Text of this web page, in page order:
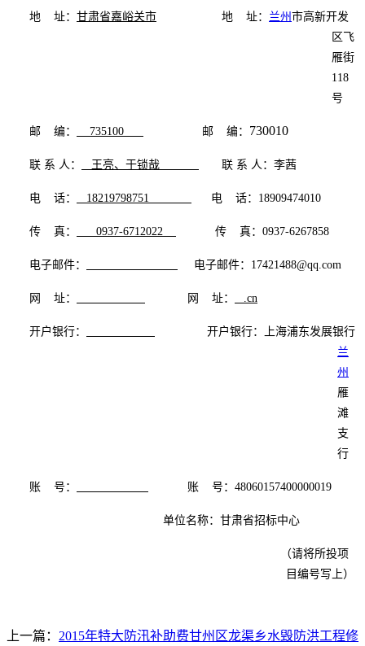
地 址： 甘肃省嘉峪关市 地 址： 兰州 市高新开发
区飞
雁街
118
号
邮 编： 735100 邮 编： 730010
联 系 人： 王亮、于锁哉 联 系 人： 李茜
电 话： 18219798751 电 话： 18909474010
传 真： 0937-6712022 传 真： 0937-6267858
电子邮件： 电子邮件： 17421488@qq.com
网 址： 网 址： _.cn
开户银行： 开户银行：
上海浦东发展银行
兰
州
雁
滩
支
行
账 号： 账 号： 48060157400000019
单位名称：甘肃省招标中心
（请将所投项
目编号写上）
上一篇： 2015年特大防汛补助费甘州区龙渠乡水毁防洪工程修